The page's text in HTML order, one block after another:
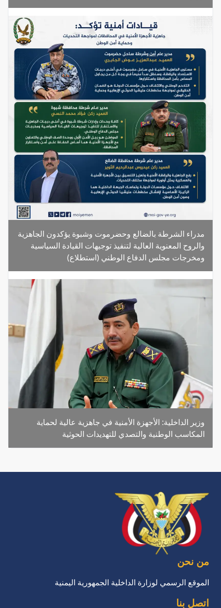
مدراء الشرطة بالضالع وحضرموت وشبوة يؤكدون الجاهزية
والروح المعنوية العالية لتنفيذ توجيهات القيادة السياسية
ومخرجات مجلس الدفاع الوطني (استطلاع)
وزير الداخلية: الأجهزة الأمنية في جاهزية عالية لحماية
المكاسب الوطنية والتصدي للتهديدات الحوثية
من نحن
الموقع الرسمي لوزارة الداخلية الجمهورية اليمنية
اتصل بنا